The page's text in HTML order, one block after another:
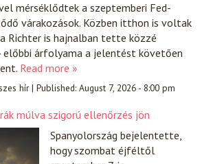
mérséklődtek a szeptemberi Fed-
várakozások. Közben itthon is voltak
Richter is hajnalban tette közzé
előbbi árfolyama a jelentést követően
Read more »
hír|Published:August 7, 2026 - 8:00 pm
múlva szigorú ellenőrzés jön
Spanyolország bejelentette,
hogy szombat éjféltől